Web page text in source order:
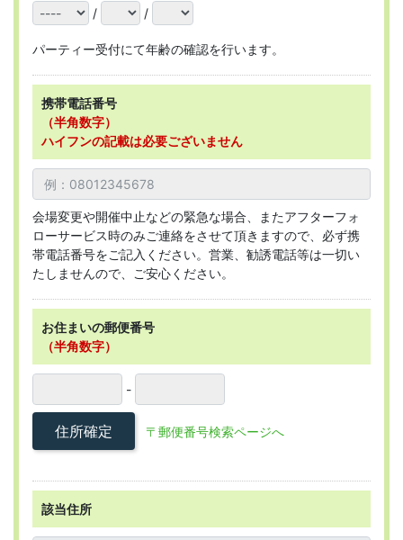
/ /
パーティー受付にて年齢の確認を行います。
携帯電話番号
（半角数字）
ハイフンの記載は必要ございません
会場変更や開催中止などの緊急な場合、またアフターフォ
ローサービス時のみご連絡をさせて頂きますので、必ず携
帯電話番号をご記入ください。営業、勧誘電話等は一切い
たしませんので、ご安心ください。
お住まいの郵便番号
（半角数字）
-
住所確定 〒郵便番号検索ページへ
該当住所